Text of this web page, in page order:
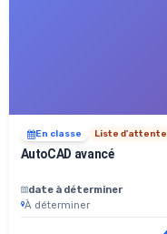
En classe Liste d'attente
AutoCAD avancé
date à déterminer
À déterminer